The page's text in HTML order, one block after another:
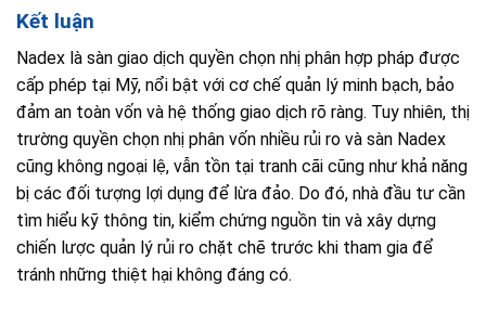
Kết luận
Nadex là sàn giao dịch quyền chọn nhị phân hợp pháp được
cấp phép tại Mỹ, nổi bật với cơ chế quản lý minh bạch, bảo
đảm an toàn vốn và hệ thống giao dịch rõ ràng. Tuy nhiên, thị
trường quyền chọn nhị phân vốn nhiều rủi ro và sàn Nadex
cũng không ngoại lệ, vẫn tồn tại tranh cãi cũng như khả năng
bị các đối tượng lợi dụng để lừa đảo. Do đó, nhà đầu tư cần
tìm hiểu kỹ thông tin, kiểm chứng nguồn tin và xây dựng
chiến lược quản lý rủi ro chặt chẽ trước khi tham gia để
tránh những thiệt hại không đáng có.